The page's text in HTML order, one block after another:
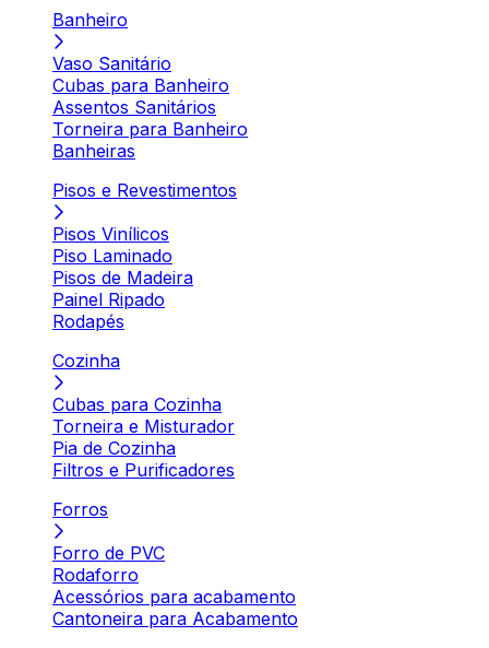
Banheiro
Vaso Sanitário
Cubas para Banheiro
Assentos Sanitários
Torneira para Banheiro
Banheiras
Pisos e Revestimentos
Pisos Vinílicos
Piso Laminado
Pisos de Madeira
Painel Ripado
Rodapés
Cozinha
Cubas para Cozinha
Torneira e Misturador
Pia de Cozinha
Filtros e Purificadores
Forros
Forro de PVC
Rodaforro
Acessórios para acabamento
Cantoneira para Acabamento